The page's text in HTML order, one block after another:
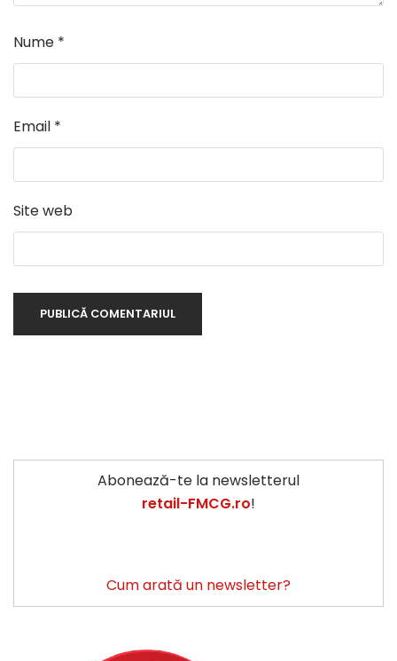
Nume *
Email *
Site web
Abonează-te la newsletterul
retail-FMCG.ro!
Cum arată un newsletter?